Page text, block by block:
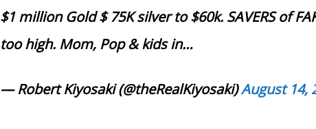
$1 million Gold $ 75K silver to $60k. SAVERS of
too high. Mom, Pop & kids in…
— Robert Kiyosaki (@theRealKiyosaki)August 14,